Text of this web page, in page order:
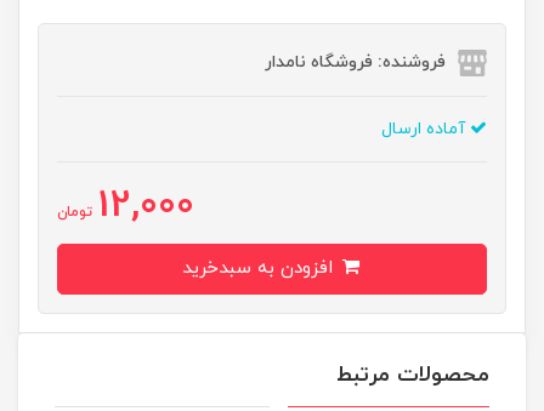
فروشنده: فروشگاه نامدار
آماده ارسال
12,000 تومان
محصولات مرتبط